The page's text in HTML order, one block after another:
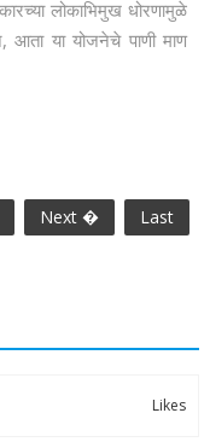
लोकाभिमुख धोरणामुळे
या योजनेचे पाणी माण
Next � Last
Likes